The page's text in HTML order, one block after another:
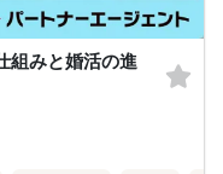
組みと婚活の進